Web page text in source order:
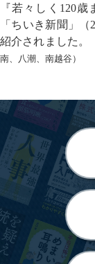
『若々しく120
「ちいき新聞」
紹介されました。
南、八潮、南越谷）